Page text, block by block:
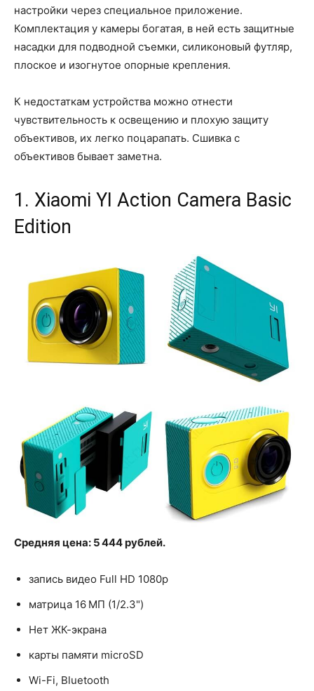
настройки через специальное приложение.
Комплектация у камеры богатая, в ней есть защитные
насадки для подводной съемки, силиконовый футляр,
плоское и изогнутое опорные крепления.
К недостаткам устройства можно отнести
чувствительность к освещению и плохую защиту
объективов, их легко поцарапать. Сшивка с
объективов бывает заметна.
1. Xiaomi YI Action Camera Basic
Edition
Средняя цена: 5 444 рублей.
запись видео Full HD 1080p
матрица 16 МП (1/2.3")
Нет ЖК-экрана
карты памяти microSD
Wi-Fi, Bluetooth